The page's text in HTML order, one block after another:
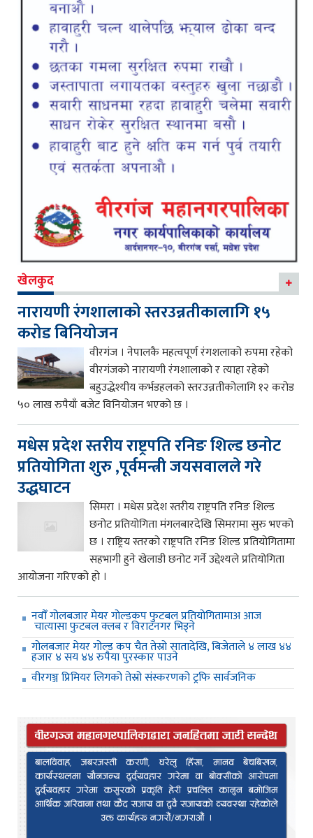
खेलकुद
नारायणी रंगशालाको स्तरउन्नतीकालागि १५
करोड बिनियोजन
वीरगंज । नेपालकै महत्वपूर्ण रंगशलाको रुपमा रहेको
वीरगंजको नारायणी रंगशालाको र त्याहा रहेको
बहुउद्धेश्यीय कर्भडहलको स्तरउन्नतीकोलागि १२ करोड
५० लाख रुपैयाँ बजेट विनियोजन भएको छ ।
मधेस प्रदेश स्तरीय राष्ट्रपति रनिङ शिल्ड छनोट
प्रतियोगिता शुरु ,पूर्वमन्त्री जयसवालले गरे
उद्धघाटन
सिमरा । मधेस प्रदेश स्तरीय राष्ट्रपति रनिङ शिल्ड
छनोट प्रतियोगिता मंगलबारदेखि सिमरामा सुरु भएको
छ । राष्ट्रिय स्तरको राष्ट्रपति रनिङ शिल्ड प्रतियोगितामा
सहभागी हुने खेलाडी छनोट गर्ने उद्देश्यले प्रतियोगिता
आयोजना गरिएको हो ।
नवौँ गोलबजार मेयर गोल्डकप फुटबल प्रतियोगितामाअ आज
चात्यासा फुटबल क्लब र विराटनगर भिड्ने
गोलबजार मेयर गोल्ड कप चैत तेस्रो सातादेखि, बिजेताले ४ लाख ४४
हजार ४ सय ४४ रुपैया पुरस्कार पाउने
वीरगञ्ज प्रिमियर लिगको तेस्रो संस्करणको ट्रफि सार्वजनिक